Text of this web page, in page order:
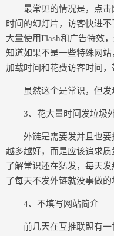
最常见的情况是，点击
时间的幻灯片，访客快进
大量使用Flash和广告特效
知道如果不是一些特殊网
加载时间和花费访客时间，
虽然这个是常识，但发
3、花大量时间发垃圾
外链是需要发并且也要
越多越好，而是应该追求
了解常识还在猛发，每天
了每天不发外链就没事做
4、不填写网站简介
前几天在互推联盟有一